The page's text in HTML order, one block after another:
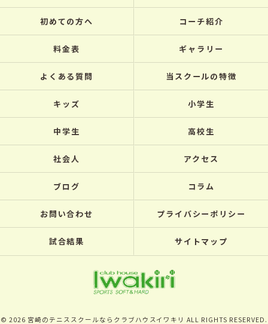
初めての方へ コーチ紹介
料金表 ギャラリー
よくある質問 当スクールの特徴
キッズ 小学生
中学生 高校生
社会人 アクセス
ブログ コラム
お問い合わせ プライバシーポリシー
試合結果 サイトマップ
© 2026 宮崎のテニススクールならクラブハウスイワキリ ALL RIGHTS RESERVED.